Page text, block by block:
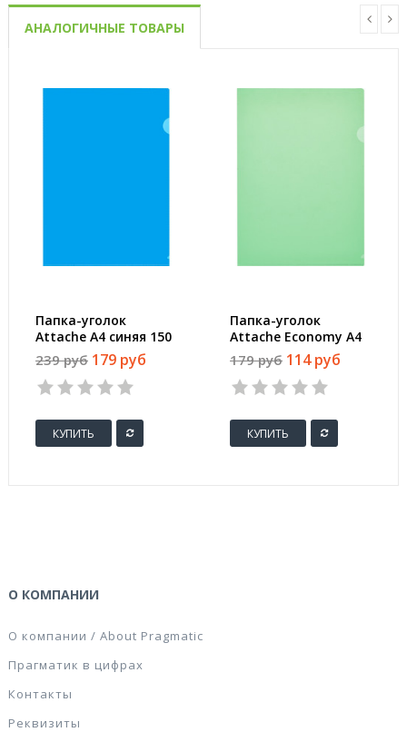
АНАЛОГИЧНЫЕ ТОВАРЫ
Папка-уголок
Attache A4 синяя 150
мкм (10 штук в
упаковке)
239 руб 179 руб
КУПИТЬ
Папка-уголок
Attache Economy A4
зеленая 100 мкм (10
штук в упаковке)
179 руб 114 руб
КУПИТЬ
О КОМПАНИИ
О компании / About Pragmatic
Прагматик в цифрах
Контакты
Реквизиты